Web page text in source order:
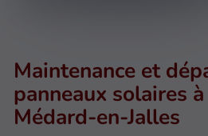
Maintenance et
panneaux solaires
Médard-en-Jalles